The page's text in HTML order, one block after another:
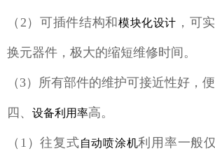
（2）可插件结构和模块化设计 ，可
换元器件，极大的缩短维修时间。
（3）所有部件的维护可接近性好，
四、 设备利用率高。
（1）往复式自动喷涂机利用率一般